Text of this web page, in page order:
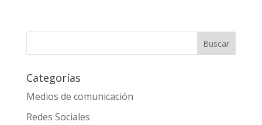
Categorías
Medios de comunicación
Redes Sociales